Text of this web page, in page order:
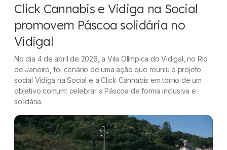
Click Cannabis e Vidiga na Social
promovem Páscoa solidária no
Vidigal
No dia 4 de abril de 2026, a Vila Olímpica do Vidigal, no Rio
de Janeiro, foi cenário de uma ação que reuniu o projeto
social Vidiga na Social e a Click Cannabis em torno de um
objetivo comum: celebrar a Páscoa de forma inclusiva e
solidária.